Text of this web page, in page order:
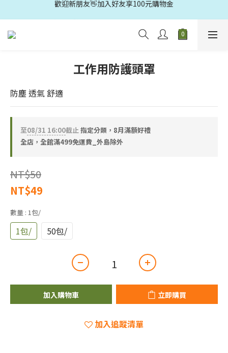
歡迎光臨🛍️多益得官方旗鑑店🚗滿499元免運
歡迎光臨🛍️多益得官方旗鑑店🚗滿499元免運
工作用防護頭罩
防塵 透氣 舒適
至08/31 16:00截止指定分類，8月滿額好禮
全店，全館滿499免運費_外島除外
NT$50
NT$49
數量 : 1包/
1包/ 50包/
加入購物車 立即購買
加入追蹤清單